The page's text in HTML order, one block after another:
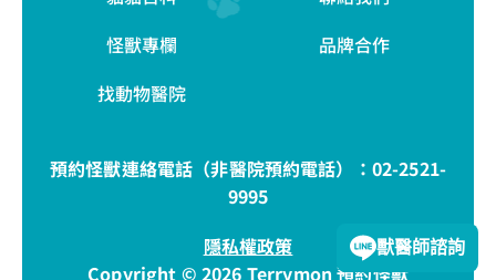
怪獸專欄
找動物醫院
品牌合作
預約怪獸連絡電話（非醫院預約電話）： 02-2521-
9995
隱私權政策
Copyright © 2026 Terrymon 預約怪獸
獸醫師諮詢